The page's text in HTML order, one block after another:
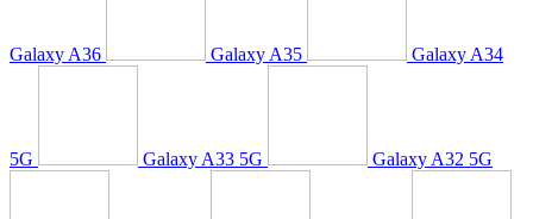
Galaxy A36 Galaxy A35 Galaxy A34
5G Galaxy A33 5G Galaxy A32 5G